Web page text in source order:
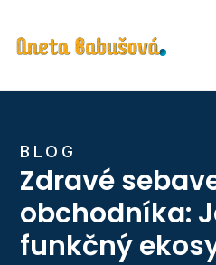
BLOG
Zdravé
obchodníka:
funkčný